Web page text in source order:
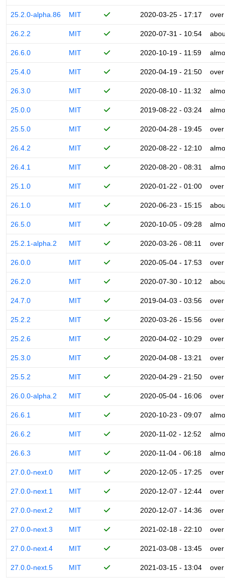
25.2.0-alpha.86 MIT 2020-03-25 - 17:17
26.2.2 MIT 2020-07-31 - 10:54
26.6.0 MIT 2020-10-19 - 11:59
25.4.0 MIT 2020-04-19 - 21:50
26.3.0 MIT 2020-08-10 - 11:32
25.0.0 MIT 2019-08-22 - 03:24
25.5.0 MIT 2020-04-28 - 19:45
26.4.2 MIT 2020-08-22 - 12:10
26.4.1 MIT 2020-08-20 - 08:31
25.1.0 MIT 2020-01-22 - 01:00
26.1.0 MIT 2020-06-23 - 15:15
26.5.0 MIT 2020-10-05 - 09:28
25.2.1-alpha.2 MIT 2020-03-26 - 08:11
26.0.0 MIT 2020-05-04 - 17:53
26.2.0 MIT 2020-07-30 - 10:12
24.7.0 MIT 2019-04-03 - 03:56
25.2.2 MIT 2020-03-26 - 15:56
25.2.6 MIT 2020-04-02 - 10:29
25.3.0 MIT 2020-04-08 - 13:21
25.5.2 MIT 2020-04-29 - 21:50
26.0.0-alpha.2 MIT 2020-05-04 - 16:06
26.6.1 MIT 2020-10-23 - 09:07
26.6.2 MIT 2020-11-02 - 12:52
26.6.3 MIT 2020-11-04 - 06:18
27.0.0-next.0 MIT 2020-12-05 - 17:25
27.0.0-next.1 MIT 2020-12-07 - 12:44
27.0.0-next.2 MIT 2020-12-07 - 14:36
27.0.0-next.3 MIT 2021-02-18 - 22:10
27.0.0-next.4 MIT 2021-03-08 - 13:45
27.0.0-next.5 MIT 2021-03-15 - 13:04